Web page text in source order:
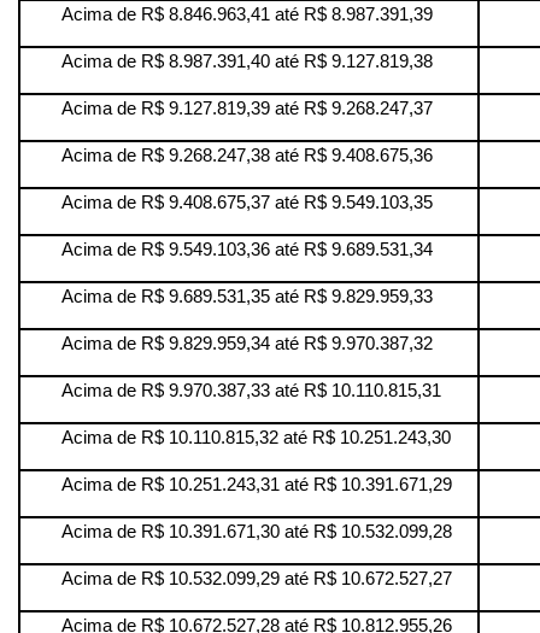
Acima de R$ 8.846.963,41 até R$ 8.987.391,39
Acima de R$ 8.987.391,40 até R$ 9.127.819,38
Acima de R$ 9.127.819,39 até R$ 9.268.247,37
Acima de R$ 9.268.247,38 até R$ 9.408.675,36
Acima de R$ 9.408.675,37 até R$ 9.549.103,35
Acima de R$ 9.549.103,36 até R$ 9.689.531,34
Acima de R$ 9.689.531,35 até R$ 9.829.959,33
Acima de R$ 9.829.959,34 até R$ 9.970.387,32
Acima de R$ 9.970.387,33 até R$ 10.110.815,31
Acima de R$ 10.110.815,32 até R$ 10.251.243,30
Acima de R$ 10.251.243,31 até R$ 10.391.671,29
Acima de R$ 10.391.671,30 até R$ 10.532.099,28
Acima de R$ 10.532.099,29 até R$ 10.672.527,27
Acima de R$ 10.672.527,28 até R$ 10.812.955,26